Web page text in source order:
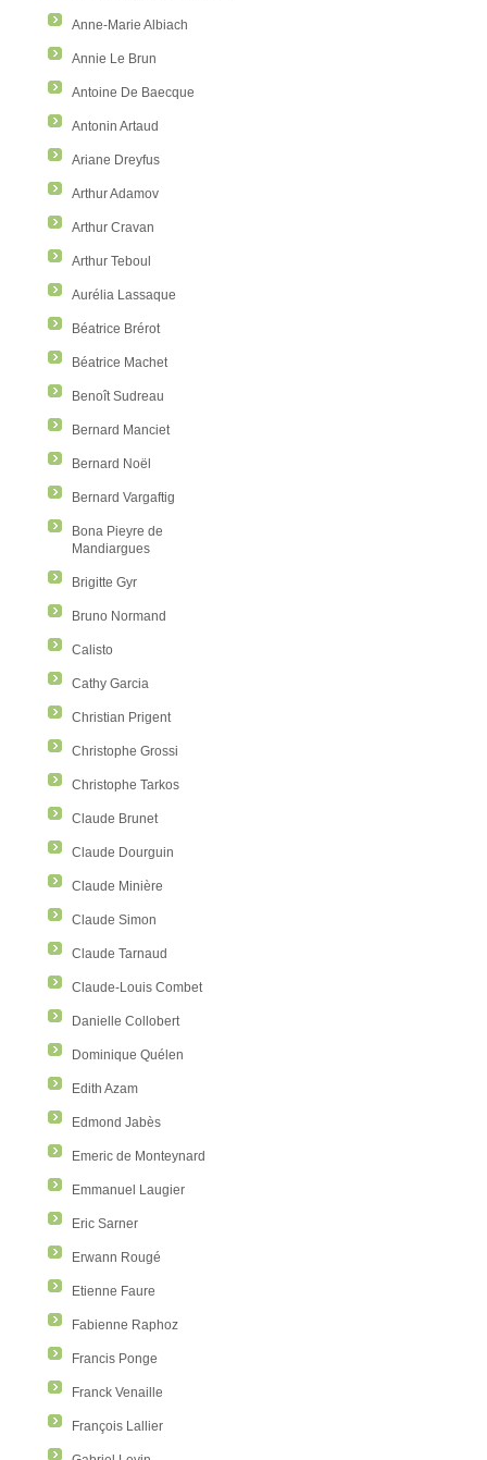
Anne-Marie Albiach
Annie Le Brun
Antoine De Baecque
Antonin Artaud
Ariane Dreyfus
Arthur Adamov
Arthur Cravan
Arthur Teboul
Aurélia Lassaque
Béatrice Brérot
Béatrice Machet
Benoît Sudreau
Bernard Manciet
Bernard Noël
Bernard Vargaftig
Bona Pieyre de
Mandiargues
Brigitte Gyr
Bruno Normand
Calisto
Cathy Garcia
Christian Prigent
Christophe Grossi
Christophe Tarkos
Claude Brunet
Claude Dourguin
Claude Minière
Claude Simon
Claude Tarnaud
Claude-Louis Combet
Danielle Collobert
Dominique Quélen
Edith Azam
Edmond Jabès
Emeric de Monteynard
Emmanuel Laugier
Eric Sarner
Erwann Rougé
Etienne Faure
Fabienne Raphoz
Francis Ponge
Franck Venaille
François Lallier